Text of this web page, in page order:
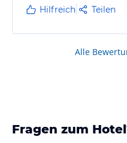
Hilfreich Teilen
Alle
Fragen zum